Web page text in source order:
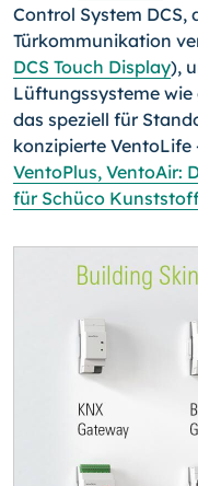
Control System
Türkommunikation
DCS Touch Display),
Lüftungssysteme wie
das speziell für
konzipierte VentoLife
VentoPlus, VentoAir:
für Schüco